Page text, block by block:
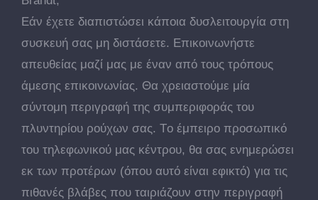
Εάν έχετε διαπιστώσει κάποια δυσλειτουργία στη
συσκευή σας μη διστάσετε. Επικοινωνήστε
απευθείας μαζί μας με έναν από τους τρόπους
άμεσης επικοινωνίας. Θα χρειαστούμε μία
σύντομη περιγραφή της συμπεριφοράς του
πλυντηρίου ρούχων σας. Tο έμπειρο προσωπικό
του τηλεφωνικού μας κέντρου, θα σας ενημερώσει
εκ των προτέρων (όπου αυτό είναι εφικτό) για τις
πιθανές βλάβες που ταιριάζουν στην περιγραφή